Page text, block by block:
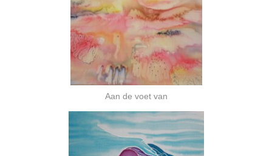
Aan de voet van